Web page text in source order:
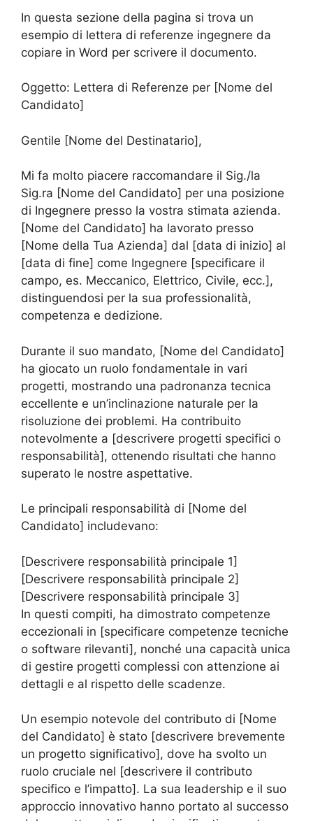
In questa sezione della pagina si trova un
esempio di lettera di referenze ingegnere da
copiare in Word per scrivere il documento.
Oggetto: Lettera di Referenze per [Nome del
Candidato]
Gentile [Nome del Destinatario],
Mi fa molto piacere raccomandare il Sig./la
Sig.ra [Nome del Candidato] per una posizione
di Ingegnere presso la vostra stimata azienda.
[Nome del Candidato] ha lavorato presso
[Nome della Tua Azienda] dal [data di inizio] al
[data di fine] come Ingegnere [specificare il
campo, es. Meccanico, Elettrico, Civile, ecc.],
distinguendosi per la sua professionalità,
competenza e dedizione.
Durante il suo mandato, [Nome del Candidato]
ha giocato un ruolo fondamentale in vari
progetti, mostrando una padronanza tecnica
eccellente e un’inclinazione naturale per la
risoluzione dei problemi. Ha contribuito
notevolmente a [descrivere progetti specifici o
responsabilità], ottenendo risultati che hanno
superato le nostre aspettative.
Le principali responsabilità di [Nome del
Candidato] includevano:
[Descrivere responsabilità principale 1]
[Descrivere responsabilità principale 2]
[Descrivere responsabilità principale 3]
In questi compiti, ha dimostrato competenze
eccezionali in [specificare competenze tecniche
o software rilevanti], nonché una capacità unica
di gestire progetti complessi con attenzione ai
dettagli e al rispetto delle scadenze.
Un esempio notevole del contributo di [Nome
del Candidato] è stato [descrivere brevemente
un progetto significativo], dove ha svolto un
ruolo cruciale nel [descrivere il contributo
specifico e l’impatto]. La sua leadership e il suo
approccio innovativo hanno portato al successo